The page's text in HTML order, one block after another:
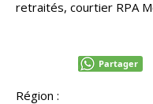
retraités, courtier RPA
Partager
Région :